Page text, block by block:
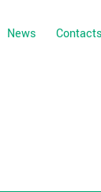
News Contacts